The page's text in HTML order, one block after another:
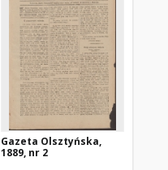
Gazeta Olsztyńska,
1889, nr 2